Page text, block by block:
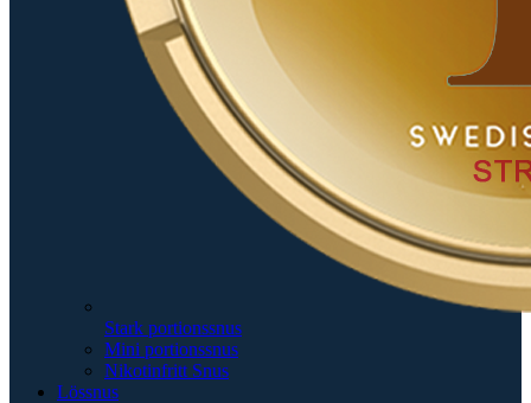
Stark portionssnus
Mini portionssnus
Nikotinfritt Snus
Lössnus